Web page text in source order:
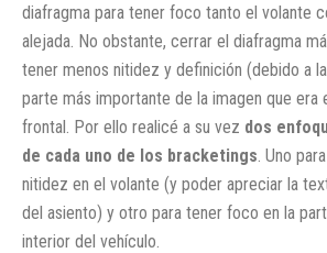
diafragma para tener foco tanto el volante
alejada. No obstante, cerrar el diafragma
tener menos nitidez y definición (debido a
parte más importante de la imagen que era
frontal. Por ello realicé a su vez dos
de cada uno de los bracketings . Uno
nitidez en el volante (y poder apreciar la
del asiento) y otro para tener foco en la
interior del vehículo.